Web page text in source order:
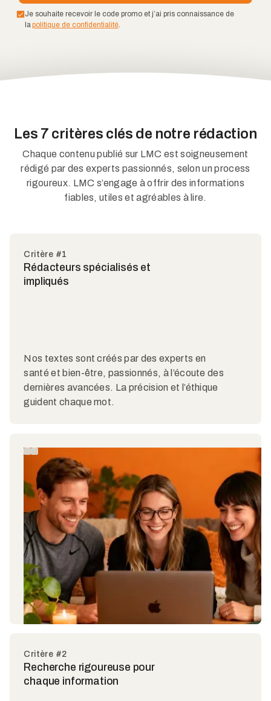
Je souhaite recevoir le code promo et j’ai pris connaissance de
lapolitique de confidentialité.
Les 7 critères clés de notre rédaction
Chaque contenu publié sur LMC est soigneusement
rédigé par des experts passionnés, selon un process
rigoureux. LMC s’engage à offrir des informations
fiables, utiles et agréables à lire.
Critère #1
Rédacteurs spécialisés et
impliqués
Nos textes sont créés par des experts en
santé et bien-être, passionnés, à l’écoute des
dernières avancées. La précision et l’éthique
guident chaque mot.
Critère #2
Recherche rigoureuse pour
chaque information